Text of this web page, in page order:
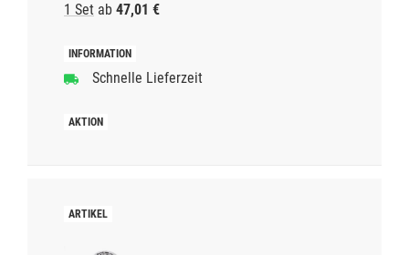
1 Set ab 47,01 €
Schnelle Lieferzeit